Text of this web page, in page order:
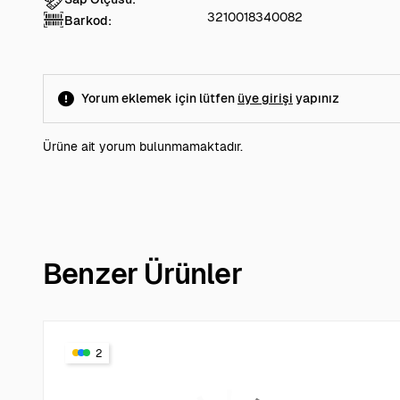
Barkod:
3210018340082
Yorum eklemek için lütfen üye girişi yapınız
Ürüne ait yorum bulunmamaktadır.
Benzer Ürünler
2